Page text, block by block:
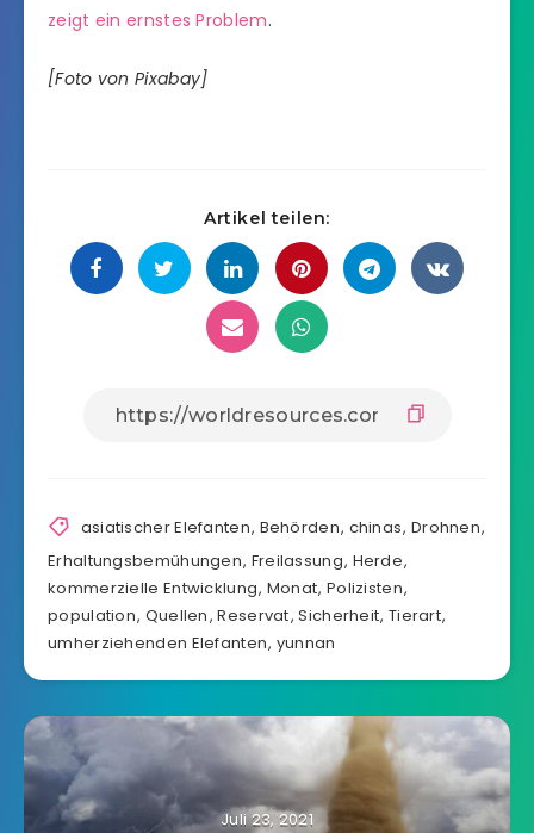
zeigt ein ernstes Problem.
[Foto von Pixabay]
Artikel teilen:
asiatischer Elefanten, Behörden, chinas, Drohnen,
Erhaltungsbemühungen, Freilassung, Herde,
kommerzielle Entwicklung, Monat, Polizisten,
population, Quellen,Reservat,Sicherheit, Tierart,
umherziehenden Elefanten, yunnan
Juli 23, 2021